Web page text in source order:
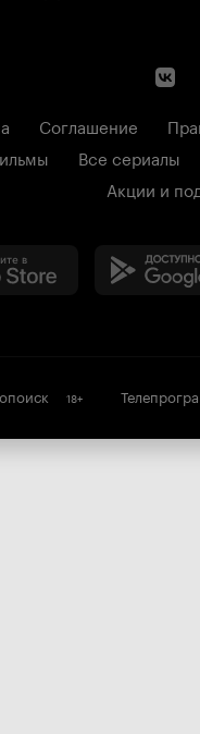
Соглашение
Все сериалы
Акции и
18+